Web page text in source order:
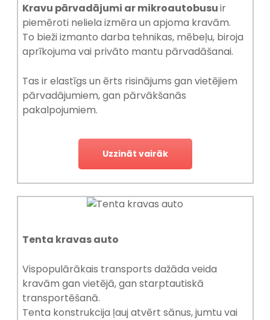
Kravu pārvadājumi ar mikroautobusuir
piemēroti neliela izmēra un apjoma kravām.
To bieži izmanto darba tehnikas, mēbeļu, biroja
aprīkojuma vai privāto mantu pārvadāšanai.
Tas ir elastīgs un ērts risinājums gan vietējiem
pārvadājumiem, gan pārvākšanās
pakalpojumiem.
Uzzināt vairāk
Tenta kravas auto
Vispopulārākais transports dažāda veida
kravām gan vietējā, gan starptautiskā
transportēšanā.
Tenta konstrukcija ļauj atvērt sānus, jumtu vai